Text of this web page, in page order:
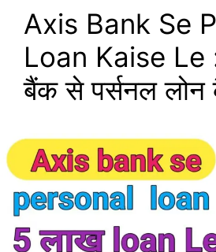
Axis Bank Se
Loan Kaise Le
बैंक से पर्सनल